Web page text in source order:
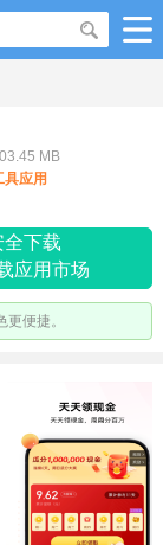
MB
具应用
全下载
应用市场
便捷。